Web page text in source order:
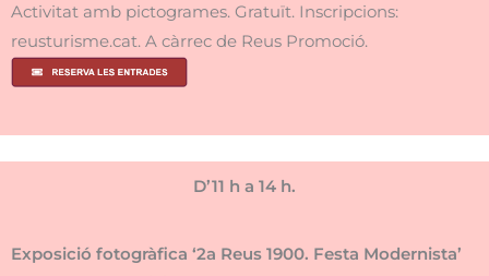
Activitat amb pictogrames. Gratuït. Inscripcions:
reusturisme.cat. A càrrec de Reus Promoció.
D’11 h a 14 h.
Exposició fotogràfica ‘2a Reus 1900. Festa Modernista’